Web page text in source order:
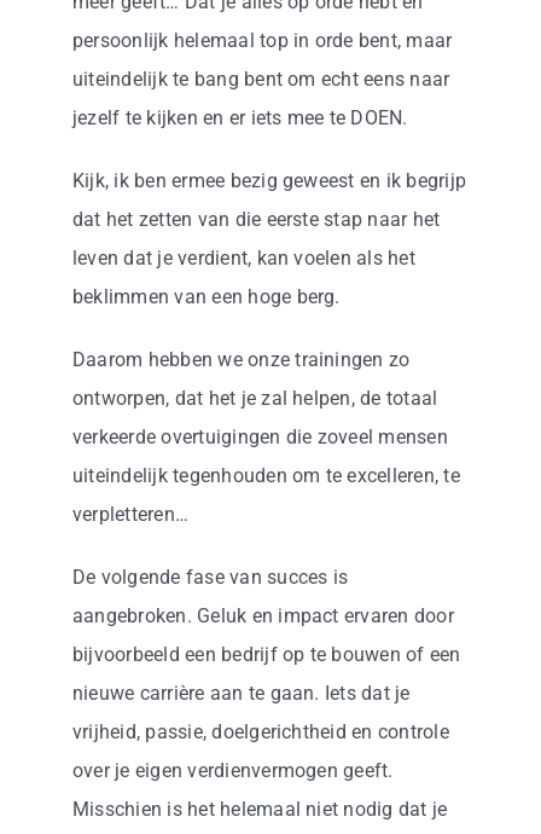
persoonlijk helemaal top in orde bent, maar
uiteindelijk te bang bent om echt eens naar
jezelf te kijken en er iets mee te DOEN.
Kijk, ik ben ermee bezig geweest en ik begrijp
dat het zetten van die eerste stap naar het
leven dat je verdient, kan voelen als het
beklimmen van een hoge berg.
Daarom hebben we onze trainingen zo
ontworpen, dat het je zal helpen, de totaal
verkeerde overtuigingen die zoveel mensen
uiteindelijk tegenhouden om te excelleren, te
verpletteren…
De volgende fase van succes is
aangebroken. Geluk en impact ervaren door
bijvoorbeeld een bedrijf op te bouwen of een
nieuwe carrière aan te gaan. Iets dat je
vrijheid, passie, doelgerichtheid en controle
over je eigen verdienvermogen geeft.
Misschien is het helemaal niet nodig dat je